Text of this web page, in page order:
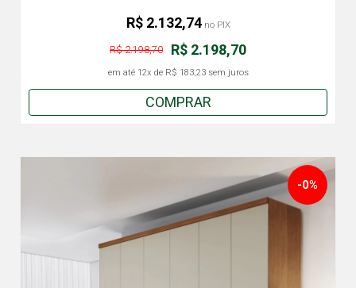
R$ 2.198,70
R$ 2.198,70
em até 12x de R$ 183,23sem juros
R$ 2.132,74no PIX
COMPRAR
-0%